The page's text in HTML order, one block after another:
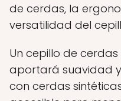
de cerdas, la
versatilidad del
Un cepillo de
aportará suavidad
con cerdas